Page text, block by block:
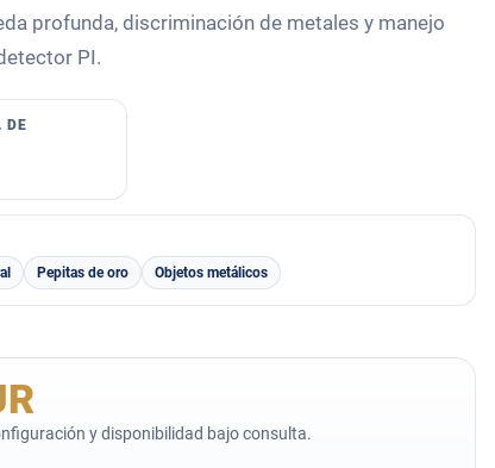
profunda, discriminación de metales y manejo
PI.
DE
Pepitas de oro Objetos metálicos
y disponibilidad bajo consulta.